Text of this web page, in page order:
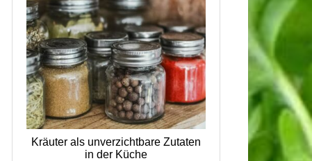
Kräuter als unverzichtbare Zutaten
in der Küche